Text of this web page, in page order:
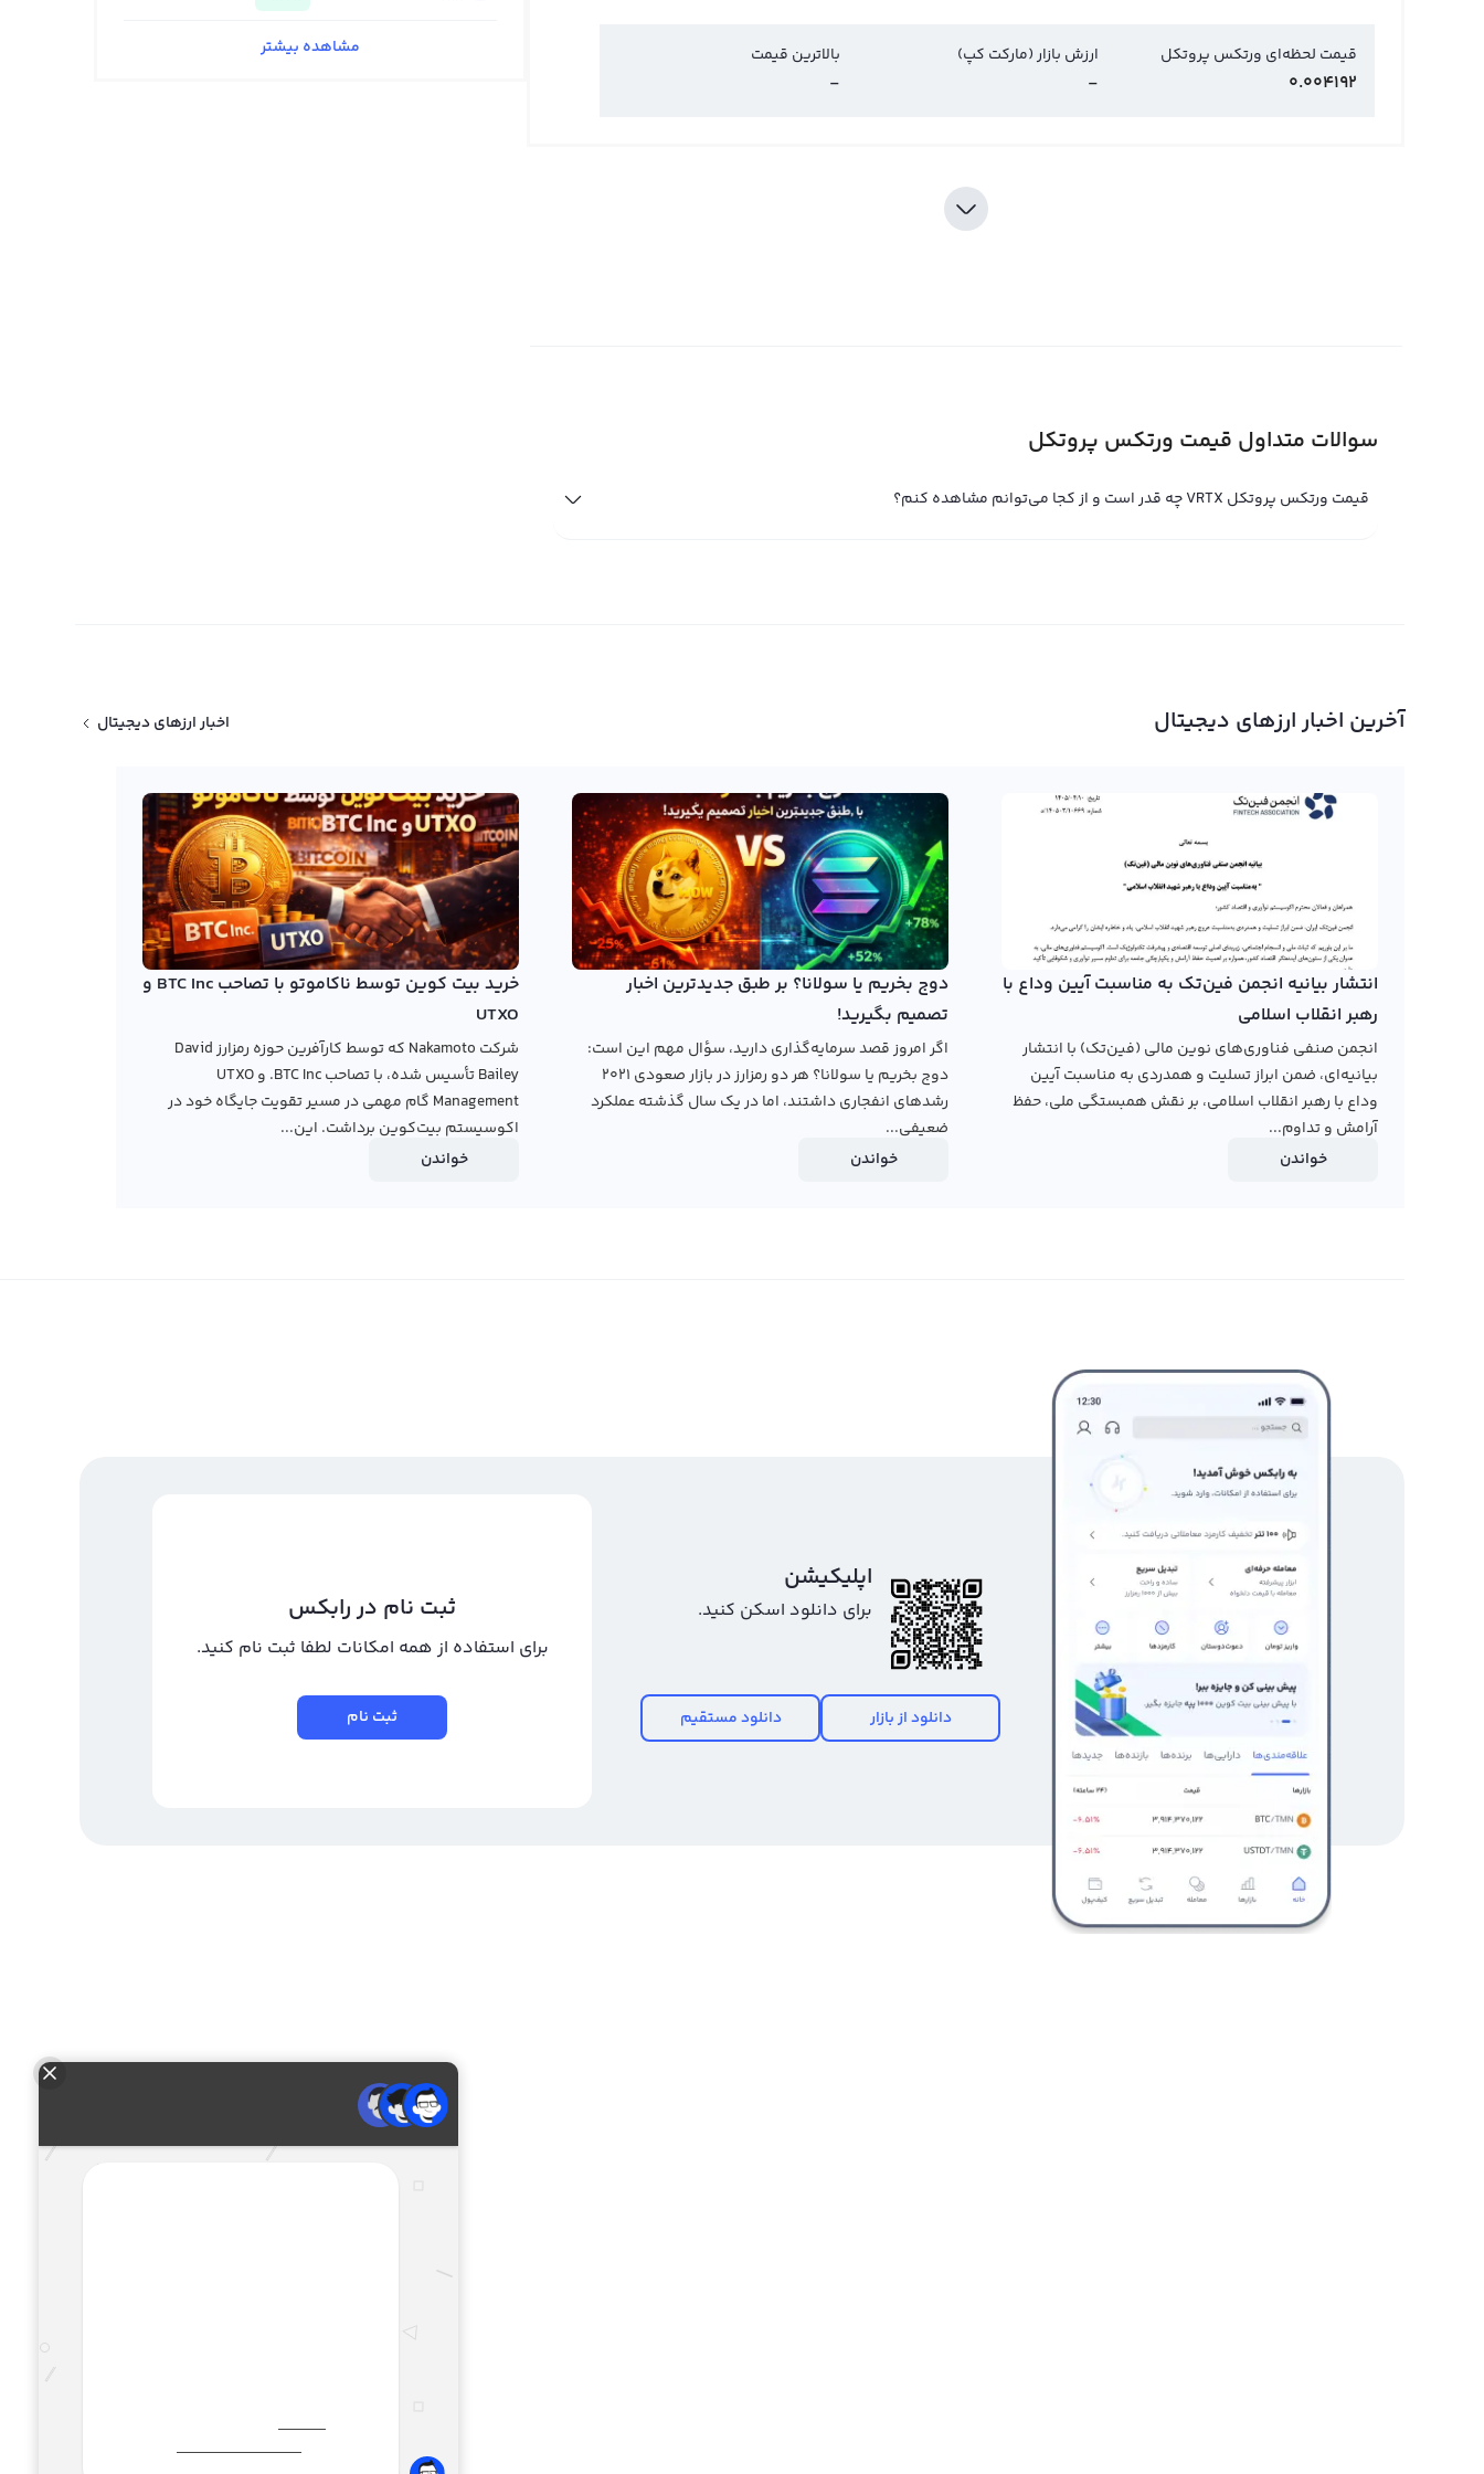
قیمت لحظه‌ای ورتکس پروتکل
0.004192
ارزش بازار (مارکت کپ)
-
بالاترین قیمت
-
سوالات متداول قیمت ورتکس پروتکل
قیمت ورتکس پروتکل VRTX چه قدر است و از کجا می‌توانم مشاهده کنم؟
آخرین اخبار ارزهای دیجیتال اخبار ارزهای دیجیتال
انتشار بیانیه انجمن فین‌تک به مناسبت آیین وداع با
رهبر انقلاب اسلامی
انجمن صنفی فناوری‌های نوین مالی (فین‌تک) با انتشار
بیانیه‌ای، ضمن ابراز تسلیت و همدردی به مناسبت آیین
وداع با رهبر انقلاب اسلامی، بر نقش همبستگی ملی، حفظ
آرامش و تداوم...
خواندن
دوج بخریم یا سولانا؟ بر طبق جدیدترین اخبار
تصمیم بگیرید!
اگر امروز قصد سرمایه‌گذاری دارید، سؤال مهم این است:
دوج بخریم یا سولانا؟ هر دو رمزارز در بازار صعودی ۲۰۲۱
رشدهای انفجاری داشتند، اما در یک سال گذشته عملکرد
ضعیفی...
خواندن
خرید بیت کوین توسط ناکاموتو با تصاحب BTC Inc و
UTXO
شرکت Nakamoto که توسط کارآفرین حوزه رمزارز David
Bailey تأسیس شده، با تصاحب BTC Inc. و UTXO
Management گام مهمی در مسیر تقویت جایگاه خود در
اکوسیستم بیت‌کوین برداشت. این...
خواندن
اپلیکیشن
برای دانلود اسکن کنید.
دانلود از بازار دانلود مستقیم
ثبت نام در رابکس
برای استفاده از همه امکانات لطفا ثبت نام کنید.
ثبت نام
مشاهده بیشتر